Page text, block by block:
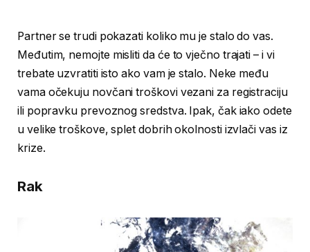
Partner se trudi pokazati koliko mu je stalo do vas.
Međutim, nemojte misliti da će to vječno trajati – i vi
trebate uzvratiti isto ako vam je stalo. Neke među
vama očekuju novčani troškovi vezani za registraciju
ili popravku prevoznog sredstva. Ipak, čak iako odete
u velike troškove, splet dobrih okolnosti izvlači vas iz
krize.
Rak